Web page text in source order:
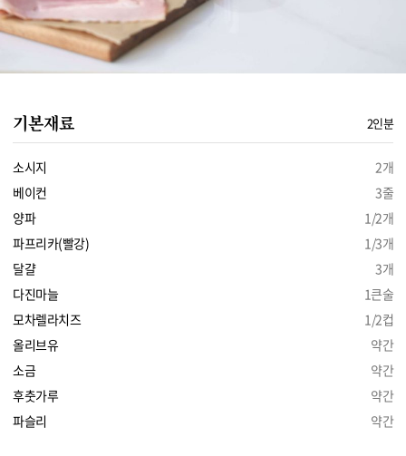
기본재료 2인분
소시지
2개
베이컨
3줄
양파
1/2개
파프리카(빨강)
1/3개
달걀
3개
다진마늘
1큰술
모차렐라치즈
1/2컵
올리브유
약간
소금
약간
후춧가루
약간
파슬리
약간